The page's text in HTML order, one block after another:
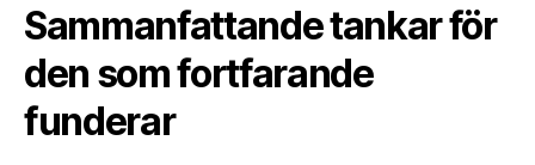
Sammanfattande tankar för
den som fortfarande
funderar